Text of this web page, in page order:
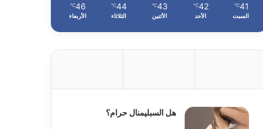
41
℃
السبت
42
℃
الأحد
43
℃
الأثنين
44
℃
الثلاثاء
46
℃
الأربعاء
هل السبليمنال حرام؟